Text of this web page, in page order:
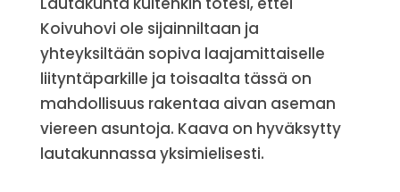
Koivuhovi ole sijainniltaan ja
yhteyksiltään sopiva laajamittaiselle
liityntäparkille ja toisaalta tässä on
mahdollisuus rakentaa aivan aseman
viereen asuntoja. Kaava on hyväksytty
lautakunnassa yksimielisesti.